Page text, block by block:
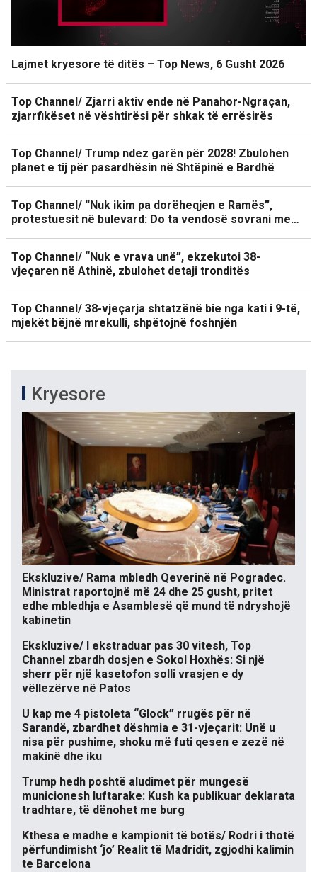
Lajmet kryesore të ditës – Top News, 6 Gusht 2026
Top Channel/ Zjarri aktiv ende në Panahor-Ngraçan,
zjarrfikëset në vështirësi për shkak të errësirës
Top Channel/ Trump ndez garën për 2028! Zbulohen
planet e tij për pasardhësin në Shtëpinë e Bardhë
Top Channel/ “Nuk ikim pa dorëheqjen e Ramës”,
protestuesit në bulevard: Do ta vendosë sovrani me…
Top Channel/ “Nuk e vrava unë”, ekzekutoi 38-
vjeçaren në Athinë, zbulohet detaji tronditës
Top Channel/ 38-vjeçarja shtatzënë bie nga kati i 9-të,
mjekët bëjnë mrekulli, shpëtojnë foshnjën
Kryesore
Ekskluzive/ Rama mbledh Qeverinë në Pogradec.
Ministrat raportojnë më 24 dhe 25 gusht, pritet
edhe mbledhja e Asamblesë që mund të ndryshojë
kabinetin
Ekskluzive/ I ekstraduar pas 30 vitesh, Top
Channel zbardh dosjen e Sokol Hoxhës: Si një
sherr për një kasetofon solli vrasjen e dy
vëllezërve në Patos
U kap me 4 pistoleta “Glock” rrugës për në
Sarandë, zbardhet dëshmia e 31-vjeçarit: Unë u
nisa për pushime, shoku më futi qesen e zezë në
makinë dhe iku
Trump hedh poshtë aludimet për mungesë
municionesh luftarake: Kush ka publikuar deklarata
tradhtare, të dënohet me burg
Kthesa e madhe e kampionit të botës/ Rodri i thotë
përfundimisht ‘jo’ Realit të Madridit, zgjodhi kalimin
te Barcelona